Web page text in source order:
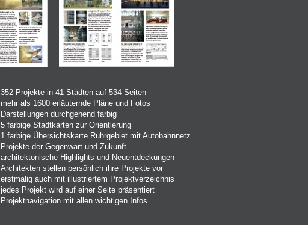
352 Projekte in 41 Städten auf 534 Seiten
mehr als 1600 erläuternde Pläne und Fotos
Darstellungen durchgehend farbig
5 farbige Stadtkarten zur Orientierung
1 farbige Übersichtskarte Ruhrgebiet mit Autobahnnetz
Projekte der Gegenwart und Zukunft
architektonische Highlights und Neuentdeckungen
Architekten stellen persönlich ihre Projekte vor
erstmalig auch mit illustriertem Projektverzeichnis
jedes Projekt wird auf einer Seite präsentiert
Projektnavigation mit allen wichtigen Infos